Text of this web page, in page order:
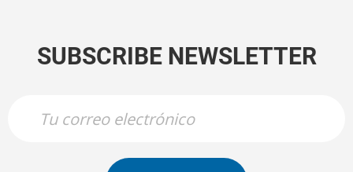
SUBSCRIBE NEWSLETTER